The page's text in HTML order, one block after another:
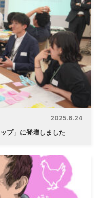
2025.6.24
プ」に登壇しました